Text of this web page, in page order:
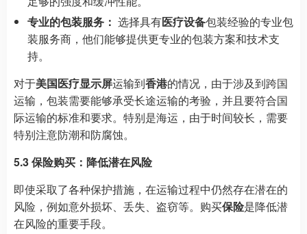
专业的包装服务： 选择具有医疗设备包装经验的专业包
装服务商，他们能够提供更专业的包装方案和技术支
持。
对于美国医疗显示屏运输到香港的情况，由于涉及到跨国
运输，包装需要能够承受长途运输的考验，并且要符合国
际运输的标准和要求。特别是海运，由于时间较长，需要
特别注意防潮和防腐蚀。
5.3 保险购买：降低潜在风险
即使采取了各种保护措施，在运输过程中仍然存在潜在的
风险，例如意外损坏、丢失、盗窃等。购买保险是降低潜
在风险的重要手段。